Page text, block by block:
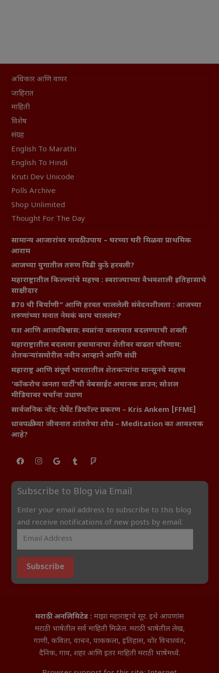
अधिकार आणि वापर
जाहिरात
माहिती
विशेष
संग्रह
English To Marathi
English To Hindi
Kruti Dev Unicode
Polls Archive
Shop Unlimited
Thought For The Day
सामान्य आजारांवर गावठी उपाय – घरच्या घरी मिळवा प्राथमिक
आराम
आजच्या युगातील तरुण पिढी कुठे हरवली?
महाराष्ट्रातील किल्ल्यांचे महत्त्व : स्वराज्याच्या वैभवशाली इतिहासाचे
साक्षीदार
₹370 ची बिर्याणी” आणि हरवत चाललेली संवेदनशीलता : आजच्या
तरुणांच्या मनात नेमकं काय चाललंय?
यश आणि आत्मविश्वास: स्वप्नांना वास्तवात बदलण्याची शक्ती
महाराष्ट्रातील बदलत्या हवामानाचा शेतीवर वाढता परिणाम:
शेतकऱ्यांसमोरील नवीन आव्हाने आणि संधी
महाराष्ट्र आणि संपूर्ण भारतातील शेतकऱ्यांना मान्सूनचे महत्त्व
‘कॉकरोच जनता पार्टी’ची वेबसाईट अचानक डाउन; सोशल
मीडियावर चर्चांना उधाण
सार्वजनिक नोंद: पेमेंट डिफॉल्ट प्रकरण – Kris Ankem [FFME]
धावपळीच्या जीवनात शांततेचा शोध – Meditation का आवश्यक
आहे?
Subscribe to Blog via Email
Enter your email address to subscribe to this blog
and receive notifications of new posts by email.
Subscribe
मराठी अनलिमिटेड : माझा महाराष्ट्राचे सूर. इथे आपणांस
मराठी भाषेतील सर्व माहिती मिळेल. मराठी भाषेतील लेख,
गाणी, कविता, वाचन, पाककला, इतिहास, थोर विचारवंत,
दैनिक, गाव, शहर आणि इतर माहिती मराठी भाषेमध्ये.